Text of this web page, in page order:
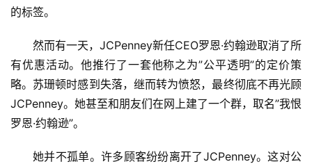
的标签。
然而有一天，JCPenney新任CEO罗恩·约翰逊取消了所
有优惠活动。他推行了一套他称之为”公平透明”的定价策
略。苏珊顿时感到失落，继而转为愤怒，最终彻底不再光顾
JCPenney。她甚至和朋友们在网上建了一个群，取名”我恨
罗恩·约翰逊”。
她并不孤单。许多顾客纷纷离开了JCPenney。这对公